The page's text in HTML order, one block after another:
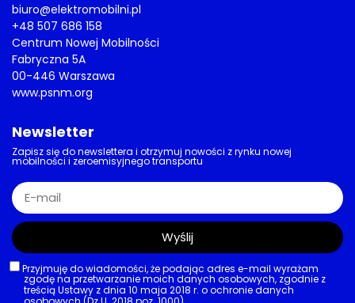
biuro@elektromobilni.pl
+48 507 686 158
Centrum Nowej Mobilności
Fabryczna 5A
00-446 Warszawa
www.psnm.org
Newsletter
Zapisz się do newslettera i otrzymuj nowości z rynku nowej
mobilności i zeroemisyjnego transportu
Przyjmuję do wiadomości, że podając adres e-mail wyrażam
zgodę na przetwarzanie moich danych osobowych, zgodnie z
treścią Ustawy z dnia 10 maja 2018 r. o ochronie danych
Wyślij